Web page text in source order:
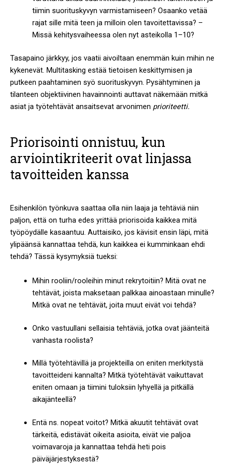
tiimin suorituskyvyn varmistamiseen? Osaanko vetää
rajat sille mitä teen ja milloin olen tavoitettavissa? –
Missä kehitysvaiheessa olen nyt asteikolla 1–10?
Tasapaino järkkyy, jos vaatii aivoiltaan enemmän kuin mihin ne
kykenevät. Multitasking estää tietoisen keskittymisen ja
putkeen paahtaminen syö suorituskyvyn. Pysähtyminen ja
tilanteen objektiivinen havainnointi auttavat näkemään mitkä
asiat ja työtehtävät ansaitsevat arvonimen prioriteetti.
Priorisointi onnistuu, kun
arviointikriteerit ovat linjassa
tavoitteiden kanssa
Esihenkilön työnkuva saattaa olla niin laaja ja tehtäviä niin
paljon, että on turha edes yrittää priorisoida kaikkea mitä
työpöydälle kasaantuu. Auttaisiko, jos kävisit ensin läpi, mitä
ylipäänsä kannattaa tehdä, kun kaikkea ei kumminkaan ehdi
tehdä? Tässä kysymyksiä tueksi:
Mihin rooliin/rooleihin minut rekrytoitiin? Mitä ovat ne
tehtävät, joista maksetaan palkkaa ainoastaan minulle?
Mitkä ovat ne tehtävät, joita muut eivät voi tehdä?
Onko vastuullani sellaisia tehtäviä, jotka ovat jäänteitä
vanhasta roolista?
Millä työtehtävillä ja projekteilla on eniten merkitystä
tavoitteideni kannalta? Mitkä työtehtävät vaikuttavat
eniten omaan ja tiimini tuloksiin lyhyellä ja pitkällä
aikajänteellä?
Entä ns. nopeat voitot? Mitkä akuutit tehtävät ovat
tärkeitä, edistävät oikeita asioita, eivät vie paljoa
voimavaroja ja kannattaa tehdä heti pois
päiväjärjestyksestä?